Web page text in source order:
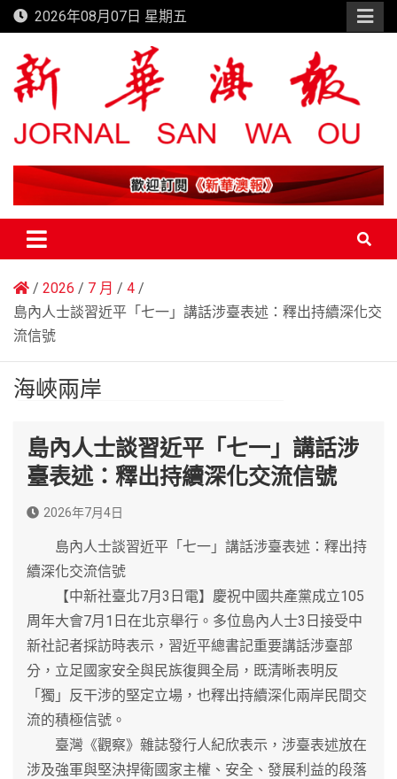
Skip
to
content
2026年08月07日 星期五
新華澳報
2026 7 月
4
島內人士談習近平「七一」講話涉臺表述：釋出持續深化交
流信號
海峽兩岸
島內人士談習近平「七一」講話涉
臺表述：釋出持續深化交流信號
2026年7月4日
島內人士談習近平「七一」講話涉臺表述：釋出持
續深化交流信號
【中新社臺北7月3日電】慶祝中國共產黨成立105
周年大會7月1日在北京舉行。多位島內人士3日接受中
新社記者採訪時表示，習近平總書記重要講話涉臺部
分，立足國家安全與民族復興全局，既清晰表明反
「獨」反干涉的堅定立場，也釋出持續深化兩岸民間交
流的積極信號。
臺灣《觀察》雜誌發行人紀欣表示，涉臺表述放在
涉及強軍與堅決捍衛國家主權、安全、發展利益的段落